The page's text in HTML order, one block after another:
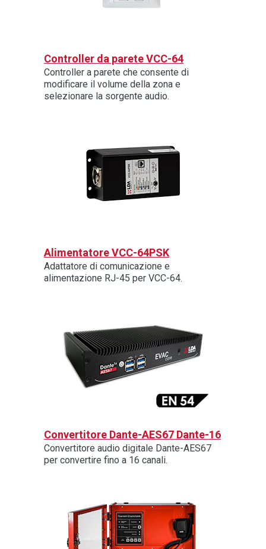
Controller da parete VCC-64
Controller a parete che consente di
modificare il volume della zona e
selezionare la sorgente audio.
Alimentatore VCC-64PSK
Adattatore di comunicazione e
alimentazione RJ-45 per VCC-64.
Convertitore Dante-AES67 Dante-16
Convertitore audio digitale Dante-AES67
per convertire fino a 16 canali.